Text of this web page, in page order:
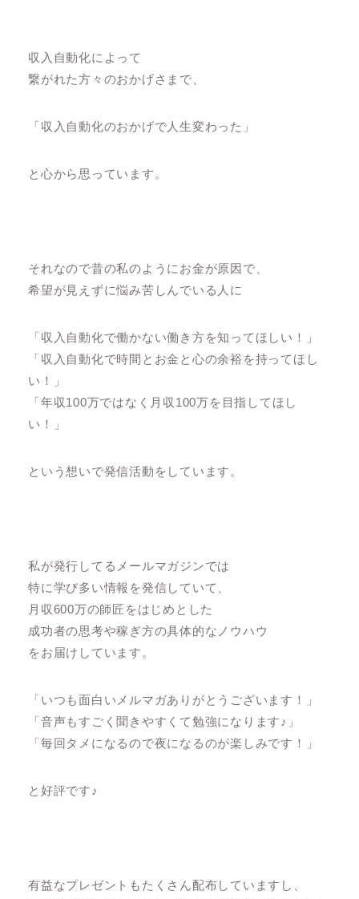
収入自動化によって
繋がれた方々のおかげさまで、
「収入自動化のおかげで人生変わった」
と心から思っています。
それなので昔の私のようにお金が原因で、
希望が見えずに悩み苦しんでいる人に
「収入自動化で働かない働き方を知ってほしい！」
「収入自動化で時間とお金と心の余裕を持ってほし
い！」
「年収100万ではなく月収100万を目指してほし
い！」
という想いで発信活動をしています。
私が発行してるメールマガジンでは
特に学び多い情報を発信していて、
月収600万の師匠をはじめとした
成功者の思考や稼ぎ方の具体的なノウハウ
をお届けしています。
「いつも面白いメルマガありがとうございます！」
「音声もすごく聞きやすくて勉強になります♪」
「毎回タメになるので夜になるのが楽しみです！」
と好評です♪
有益なプレゼントもたくさん配布していますし、